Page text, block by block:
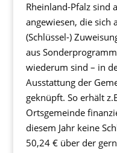
Rheinland-Pfalz sind
angewiesen, die sich
(Schlüssel-)
aus
wiederum sind – in
Ausstattung der
geknüpft. So erhält
Ortsgemeinde
diesem Jahr keine
50,24 € über der